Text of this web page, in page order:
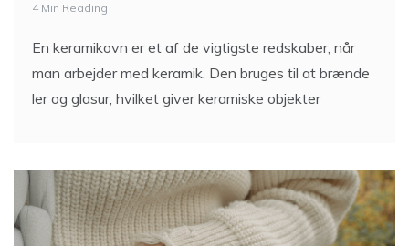
4 Min Reading
En keramikovn er et af de vigtigste redskaber, når
man arbejder med keramik. Den bruges til at brænde
ler og glasur, hvilket giver keramiske objekter